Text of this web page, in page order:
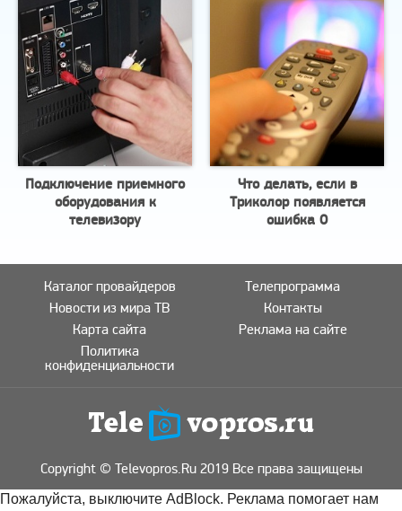
Подключение приемного
оборудования к
телевизору
Что делать, если в
Триколор появляется
ошибка 0
Каталог провайдеров
Телепрограмма
Новости из мира ТВ
Контакты
Карта сайта
Реклама на сайте
Политика
конфиденциальности
Copyright © Televopros.Ru 2019 Все права защищены
Пожалуйста, выключите AdBlock. Реклама помогает нам